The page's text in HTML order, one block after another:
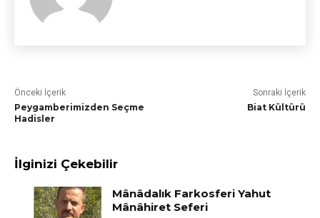
Önceki İçerik
Peygamberimizden Seçme
Hadisler
Sonraki İçerik
Biat Kültürü
İlginizi Çekebilir
Mânâdalık Farkosferi Yahut
Mânâhiret Seferi